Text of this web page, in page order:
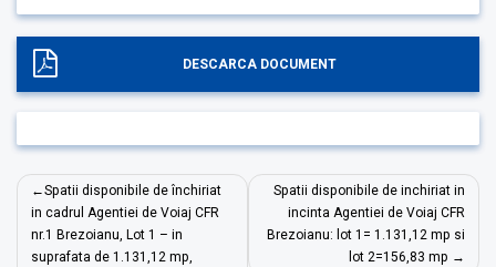
DESCARCA DOCUMENT
Navigare
în
articole
Spatii disponibile de închiriat
in cadrul Agentiei de Voiaj CFR
nr.1 Brezoianu, Lot 1 – in
suprafata de 1.131,12 mp,
Spatii disponibile de inchiriat in
incinta Agentiei de Voiaj CFR
Brezoianu: lot 1= 1.131,12 mp si
lot 2=156,83 mp